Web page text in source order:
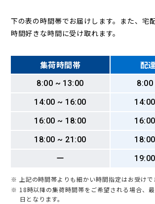
下の表の時間帯でお届けします。また、宅
時間好きな時間に受け取れます。
集荷時間帯 配
8:00 ~ 13:00
14:00 ~ 16:00
16:00 ~ 18:00
18:00 ~ 21:00
ー
※ 上記の時間帯よりも細かい時間指定はお受けで
※ 18時以降の集荷時間帯をご希望される場合、
日となります。